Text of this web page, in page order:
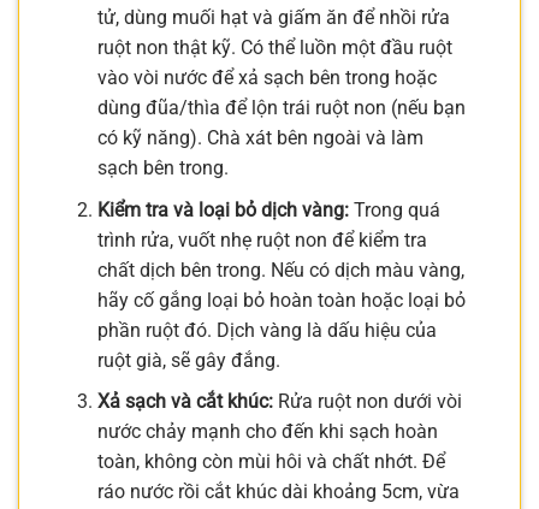
tử, dùng muối hạt và giấm ăn để nhồi rửa
ruột non thật kỹ. Có thể luồn một đầu ruột
vào vòi nước để xả sạch bên trong hoặc
dùng đũa/thìa để lộn trái ruột non (nếu bạn
có kỹ năng). Chà xát bên ngoài và làm
sạch bên trong.
Kiểm tra và loại bỏ dịch vàng:Trong quá
trình rửa, vuốt nhẹ ruột non để kiểm tra
chất dịch bên trong. Nếu có dịch màu vàng,
hãy cố gắng loại bỏ hoàn toàn hoặc loại bỏ
phần ruột đó. Dịch vàng là dấu hiệu của
ruột già, sẽ gây đắng.
Xả sạch và cắt khúc:Rửa ruột non dưới vòi
nước chảy mạnh cho đến khi sạch hoàn
toàn, không còn mùi hôi và chất nhớt. Để
ráo nước rồi cắt khúc dài khoảng 5cm, vừa